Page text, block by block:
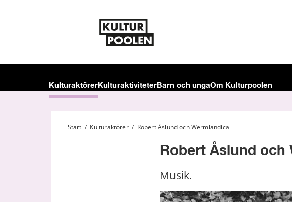
KulturaktörerKulturaktiviteterBarn och ungaOm Kulturpoolen
Start / Kulturaktörer / Robert Åslund och Wermlandica
Robert Åslund och
Musik.